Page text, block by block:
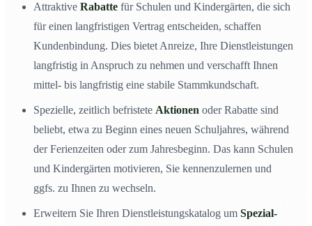
Attraktive Rabatte für Schulen und Kindergärten, die sich
für einen langfristigen Vertrag entscheiden, schaffen
Kundenbindung. Dies bietet Anreize, Ihre Dienstleistungen
langfristig in Anspruch zu nehmen und verschafft Ihnen
mittel- bis langfristig eine stabile Stammkundschaft.
Spezielle, zeitlich befristete Aktionen oder Rabatte sind
beliebt, etwa zu Beginn eines neuen Schuljahres, während
der Ferienzeiten oder zum Jahresbeginn. Das kann Schulen
und Kindergärten motivieren, Sie kennenzulernen und
ggfs. zu Ihnen zu wechseln.
Erweitern Sie Ihren Dienstleistungskatalog um Spezial-